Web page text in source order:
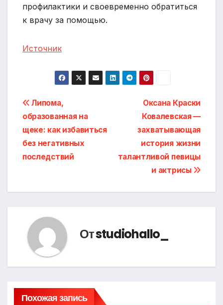
профилактики и своевременно обратиться
к врачу за помощью.
Источник
Навигация
по
записям
Оксана Краски
Ковалевская —
захватывающая
история жизни
талантливой певицы
и актрисы
Липома,
образованная на
щеке: как избавиться
без негативных
последствий
Отstudiohallo_
Похожая запись